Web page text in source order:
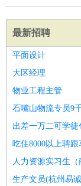
最新招聘
平面设计
大区经理
物业工程主管
石嘴山物流专员9
出差一万二可学徒
吃住8000以上聘跟
人力资源实习生
生产文员(杭州易